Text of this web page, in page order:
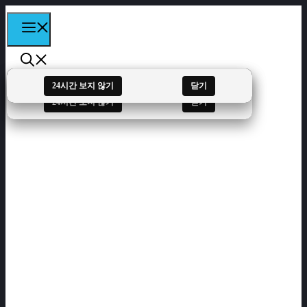
컨텐츠로
건너뛰기
24시간 보지 않기 닫기
24시간 보지 않기 닫기